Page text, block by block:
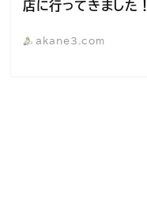
店に行ってきました！
akane3.com